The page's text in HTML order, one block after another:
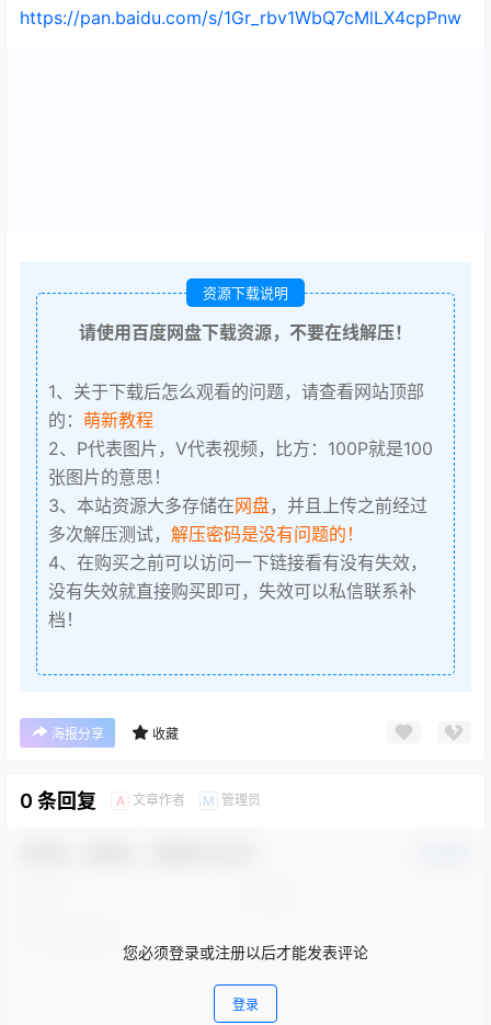
https://pan.baidu.com/s/1Gr_rbv1WbQ7cMlLX4cpPnw
资源下载说明
请使用百度网盘下载资源，不要在线解压！
1、关于下载后怎么观看的问题，请查看网站顶部
的： 萌新教程
2、P代表图片，V代表视频，比方：100P就是100
张图片的意思！
3、本站资源大多存储在网盘，并且上传之前经过
多次解压测试， 解压密码是没有问题的！
4、在购买之前可以访问一下链接看有没有失效，
没有失效就直接购买即可，失效可以私信联系补
档！
海报分享 收藏
0 条回复 A 文章作者 M 管理员
您必须登录或注册以后才能发表评论
登录